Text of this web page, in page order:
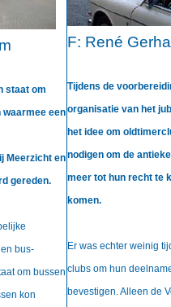
staat om
een
Meerzicht en
gereden.
bus-
om bussen
kon
F: René
Tijdens de
organisatie van het
het idee om
nodigen om de
meer tot hun recht te
komen.
Er was echter weinig
clubs om hun
bevestigen. Alleen de